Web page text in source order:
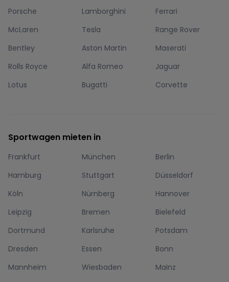
Porsche
Lamborghini
Ferrari
McLaren
Tesla
Range Rover
Bentley
Aston Martin
Maserati
Rolls Royce
Alfa Romeo
Jaguar
Lotus
Bugatti Corvette
Sportwagen mieten in
Frankfurt München
Berlin
Hamburg
Stuttgart
Düsseldorf
Köln
Nürnberg
Hannover
Leipzig
Bremen
Bielefeld
Dortmund
Karlsruhe
Potsdam
Dresden
Essen
Bonn
Mannheim
Wiesbaden Mainz